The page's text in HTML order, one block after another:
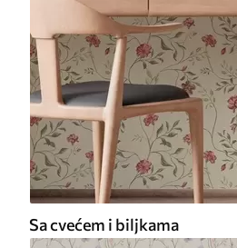
Sa cvećem i biljkama